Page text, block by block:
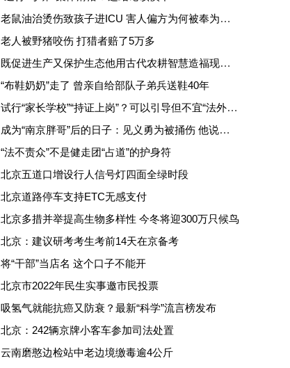
老鼠油治烫伤致孩子进ICU 害人偏方为何被奉为灵丹妙药
老人被野猪咬伤 打猎者赔了5万多
既促进生产又保护生态他用古代农耕智慧造福现代农业
“布鞋奶奶”走了 曾亲自给部队子弟兵送鞋40年
试行“家长学校”“持证上岗”？可以引导但不宜“法外加槛”
成为“南京胖哥”后的日子：见义勇为被捅伤 他说不后悔
“法不责众”不是健走团“占道”的护身符
北京五道口增设行人信号灯四面全绿时段
北京道路停车支持ETC无感支付
北京多措并举提高生物多样性 今冬将迎300万只候鸟
北京：建议研考考生考前14天在京备考
将“干部”当店名 这个口子不能开
北京市2022年民生实事邀市民投票
吸氢气就能抗癌又防衰？最新“科学”流言榜发布
北京：242辆京牌小客车参加司法处置
云南磨憨边检站中老边境缴毒逾4公斤